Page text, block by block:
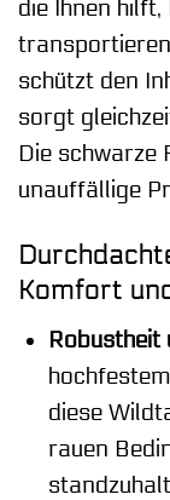
die Ihnen
schützt den
sorgt
Die schwarze
unauffällige
Komfort
Robustheit
diese
rauen